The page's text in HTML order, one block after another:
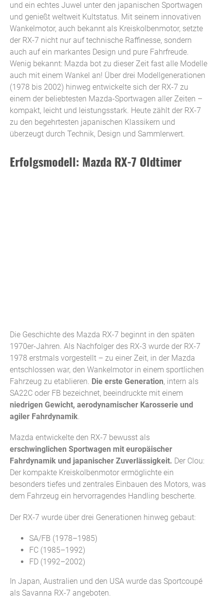
und ein echtes Juwel unter den japanischen Sportwagen
und genießt weltweit Kultstatus. Mit seinem innovativen
Wankelmotor, auch bekannt als Kreiskolbenmotor, setzte
der RX-7 nicht nur auf technische Raffinesse, sondern
auch auf ein markantes Design und pure Fahrfreude.
Wenig bekannt: Mazda bot zu dieser Zeit fast alle Modelle
auch mit einem Wankel an! Über drei Modellgenerationen
(1978 bis 2002) hinweg entwickelte sich der RX-7 zu
einem der beliebtesten Mazda-Sportwagen aller Zeiten –
kompakt, leicht und leistungsstark. Heute zählt der RX-7
zu den begehrtesten japanischen Klassikern und
überzeugt durch Technik, Design und Sammlerwert.
Erfolgsmodell: Mazda RX-7 Oldtimer
Die Geschichte des Mazda RX-7 beginnt in den späten
1970er-Jahren. Als Nachfolger des RX-3 wurde der RX-7
1978 erstmals vorgestellt – zu einer Zeit, in der Mazda
entschlossen war, den Wankelmotor in einem sportlichen
Fahrzeug zu etablieren. Die erste Generation, intern als
SA22C oder FB bezeichnet, beeindruckte mit einem
niedrigen Gewicht, aerodynamischer Karosserie und
agiler Fahrdynamik.
Mazda entwickelte den RX-7 bewusst als
erschwinglichen Sportwagen mit europäischer
Fahrdynamik und japanischer Zuverlässigkeit. Der Clou:
Der kompakte Kreiskolbenmotor ermöglichte ein
besonders tiefes und zentrales Einbauen des Motors, was
dem Fahrzeug ein hervorragendes Handling bescherte.
Der RX-7 wurde über drei Generationen hinweg gebaut:
SA/FB (1978–1985)
FC (1985–1992)
FD (1992–2002)
In Japan, Australien und den USA wurde das Sportcoupé
als Savanna RX-7 angeboten.